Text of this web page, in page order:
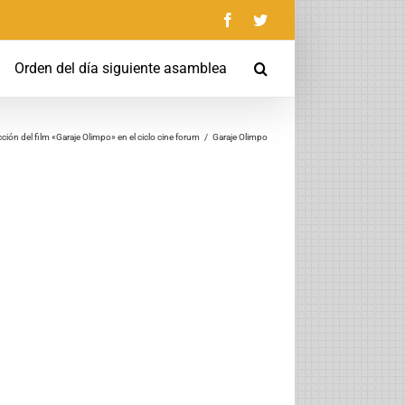
FacebookTwitter
Orden del día siguiente asamblea
del film «Garaje Olimpo» en el ciclo cine forum / Garaje Olimpo